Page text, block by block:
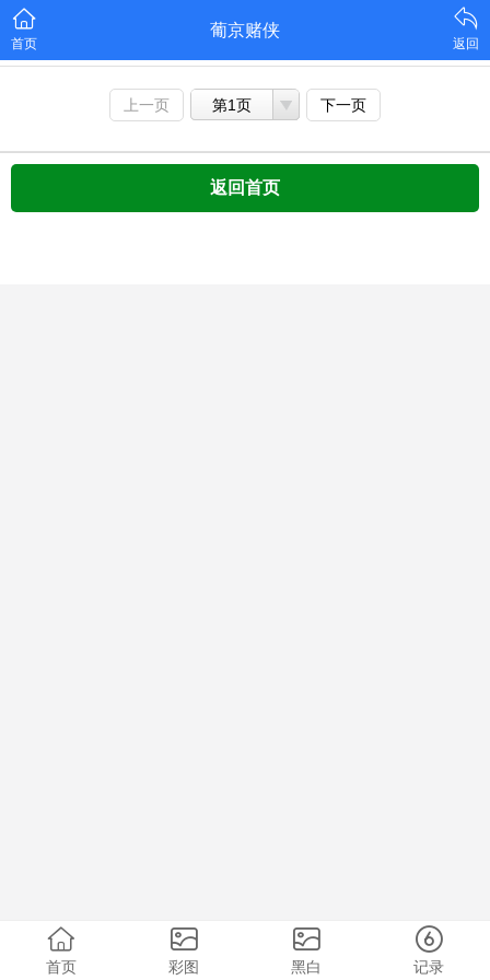
首页
葡京赌侠
返回
上一页 第1页 下一页
返回首页
首页 彩图 黑白 记录